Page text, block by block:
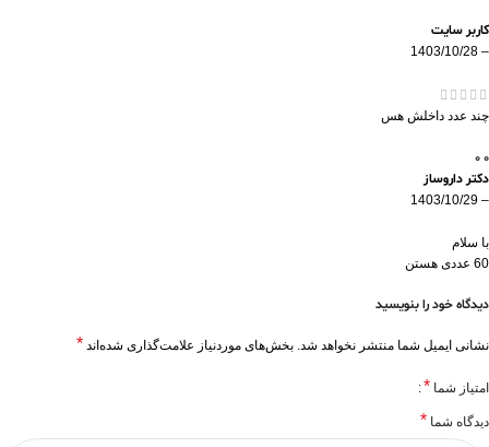
کاربر سایت
–
1403/10/28
چند عدد داخلش هس
0
0
دکتر داروساز
–
1403/10/29
با سلام
60 عددی هستن
دیدگاه خود را بنویسید
نشانی ایمیل شما منتشر نخواهد شد. بخش‌های موردنیاز علامت‌گذاری شده‌اند *
امتیاز شما *
دیدگاه شما *